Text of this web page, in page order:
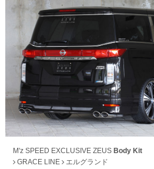
M'z SPEED EXCLUSIVE ZEUS Body Kit
GRACE LINE エルグランド